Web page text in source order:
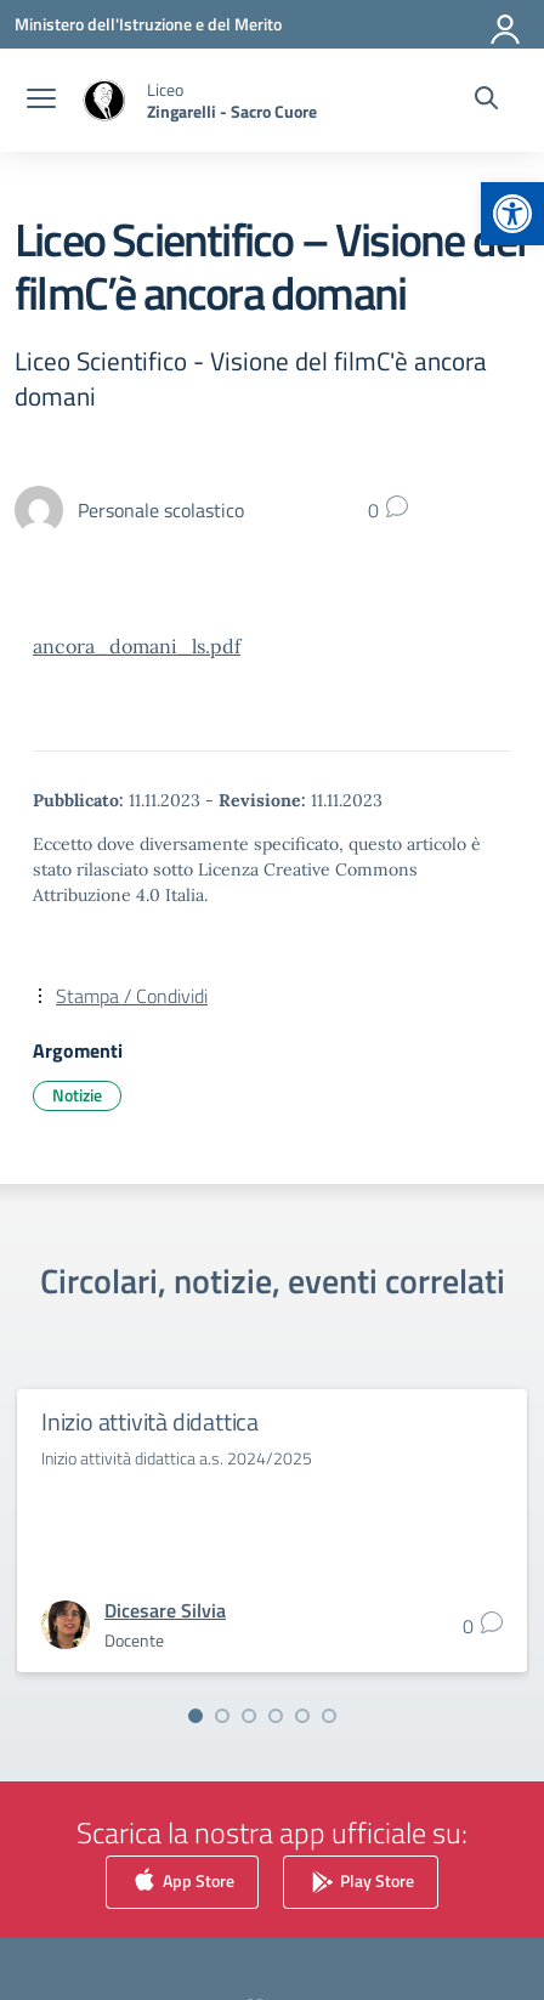
Vai ai contenuti
Vai al menu di navigazione
Vai al footer
Ministero dell'Istruzione e del Merito
Liceo
Zingarelli - Sacro Cuore
Liceo Scientifico – Visione del
filmC’è ancora domani
Liceo Scientifico - Visione del filmC'è ancora
domani
Personale scolastico 0
ancora_domani_ls.pdf
Pubblicato: 11.11.2023 - Revisione: 11.11.2023
Eccetto dove diversamente specificato, questo articolo è
stato rilasciato sotto Licenza Creative Commons
Attribuzione 4.0 Italia.
Stampa / Condividi
Argomenti
Notizie
Circolari, notizie, eventi correlati
Inizio attività didattica
Inizio attività didattica a.s. 2024/2025
Dicesare Silvia
Docente 0
Scarica la nostra app ufficiale su:
App Store Play Store